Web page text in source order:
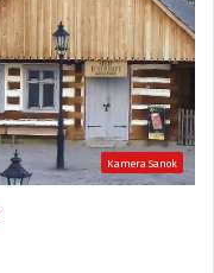
Kamera Sanok